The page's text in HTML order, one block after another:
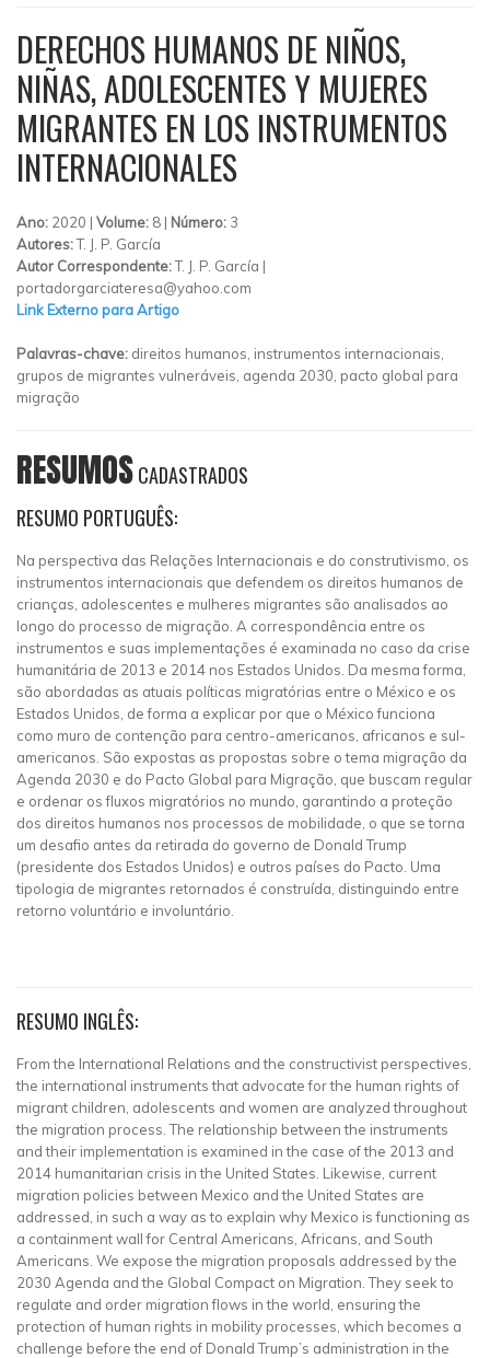
DERECHOS HUMANOS DE NIÑOS,
NIÑAS, ADOLESCENTES Y MUJERES
MIGRANTES EN LOS INSTRUMENTOS
INTERNACIONALES
Ano: 2020 | Volume: 8 | Número: 3
Autores:T. J. P. García
Autor Correspondente:T. J. P. García |
portadorgarciateresa@yahoo.com
Link Externo para Artigo
Palavras-chave: direitos humanos, instrumentos internacionais,
grupos de migrantes vulneráveis, agenda 2030, pacto global para
migração
RESUMOSCADASTRADOS
RESUMO PORTUGUÊS:
Na perspectiva das Relações Internacionais e do construtivismo, os
instrumentos internacionais que defendem os direitos humanos de
crianças, adolescentes e mulheres migrantes são analisados ao
longo do processo de migração. A correspondência entre os
instrumentos e suas implementações é examinada no caso da crise
humanitária de 2013 e 2014 nos Estados Unidos. Da mesma forma,
são abordadas as atuais políticas migratórias entre o México e os
Estados Unidos, de forma a explicar por que o México funciona
como muro de contenção para centro-americanos, africanos e sul-
americanos. São expostas as propostas sobre o tema migração da
Agenda 2030 e do Pacto Global para Migração, que buscam regular
e ordenar os fluxos migratórios no mundo, garantindo a proteção
dos direitos humanos nos processos de mobilidade, o que se torna
um desafio antes da retirada do governo de Donald Trump
(presidente dos Estados Unidos) e outros países do Pacto. Uma
tipologia de migrantes retornados é construída, distinguindo entre
retorno voluntário e involuntário.
RESUMO INGLÊS:
From the International Relations and the constructivist perspectives,
the international instruments that advocate for the human rights of
migrant children, adolescents and women are analyzed throughout
the migration process. The relationship between the instruments
and their implementation is examined in the case of the 2013 and
2014 humanitarian crisis in the United States. Likewise, current
migration policies between Mexico and the United States are
addressed, in such a way as to explain why Mexico is functioning as
a containment wall for Central Americans, Africans, and South
Americans. We expose the migration proposals addressed by the
2030 Agenda and the Global Compact on Migration. They seek to
regulate and order migration flows in the world, ensuring the
protection of human rights in mobility processes, which becomes a
challenge before the end of Donald Trump’s administration in the